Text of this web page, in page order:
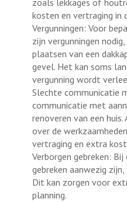
zoals lekkages of
kosten en vertraging in
Vergunningen: Voor
zijn vergunningen
plaatsen van een
gevel. Het kan soms
vergunning wordt
Slechte communicatie
communicatie met
renoveren van een
over de
vertraging en extra
Verborgen gebreken:
gebreken aanwezig
Dit kan zorgen voor
planning.